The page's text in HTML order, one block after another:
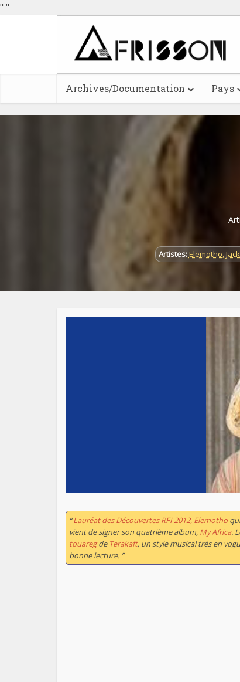
" "
Archives/Documentation Pays
Artistes:Elemotho,
“Lauréat des Découvertes RFI 2012, Elemotho
vient de signer son quatrième album, My Africa.
touaregde Terakaft, un style musical très en
bonne lecture. ”